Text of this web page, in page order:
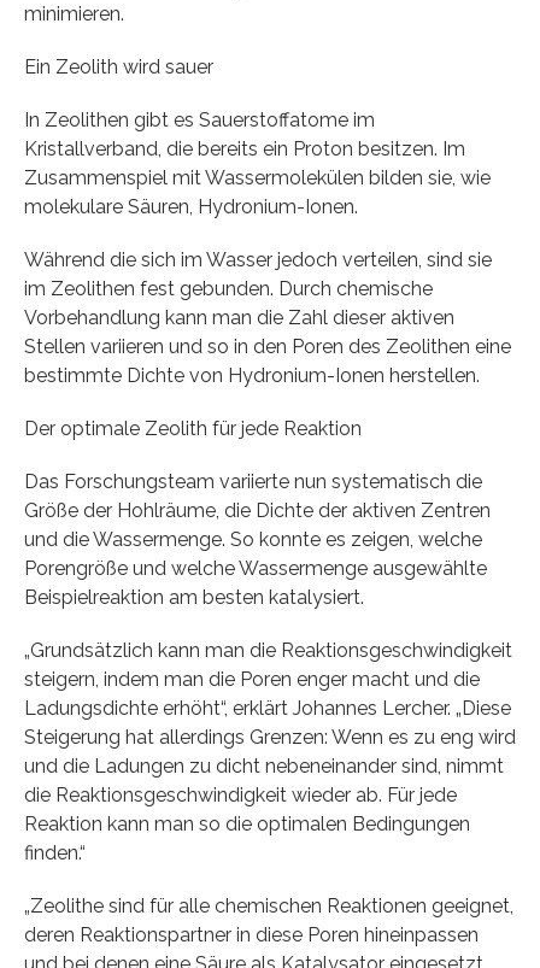
minimieren.
Ein Zeolith wird sauer
In Zeolithen gibt es Sauerstoffatome im
Kristallverband, die bereits ein Proton besitzen. Im
Zusammenspiel mit Wassermolekülen bilden sie, wie
molekulare Säuren, Hydronium-Ionen.
Während die sich im Wasser jedoch verteilen, sind sie
im Zeolithen fest gebunden. Durch chemische
Vorbehandlung kann man die Zahl dieser aktiven
Stellen variieren und so in den Poren des Zeolithen eine
bestimmte Dichte von Hydronium-Ionen herstellen.
Der optimale Zeolith für jede Reaktion
Das Forschungsteam variierte nun systematisch die
Größe der Hohlräume, die Dichte der aktiven Zentren
und die Wassermenge. So konnte es zeigen, welche
Porengröße und welche Wassermenge ausgewählte
Beispielreaktion am besten katalysiert.
„Grundsätzlich kann man die Reaktionsgeschwindigkeit
steigern, indem man die Poren enger macht und die
Ladungsdichte erhöht“, erklärt Johannes Lercher. „Diese
Steigerung hat allerdings Grenzen: Wenn es zu eng wird
und die Ladungen zu dicht nebeneinander sind, nimmt
die Reaktionsgeschwindigkeit wieder ab. Für jede
Reaktion kann man so die optimalen Bedingungen
finden.“
„Zeolithe sind für alle chemischen Reaktionen geeignet,
deren Reaktionspartner in diese Poren hineinpassen